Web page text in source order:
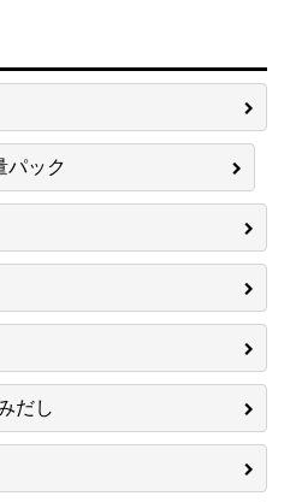
パック
だし